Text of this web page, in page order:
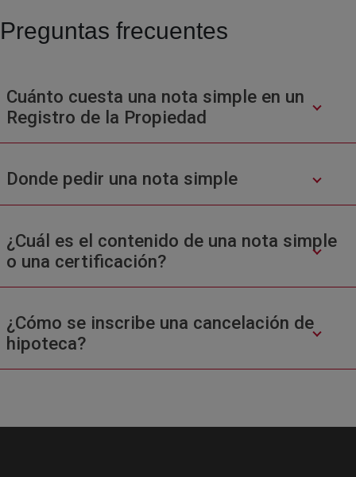
Preguntas frecuentes
Cuánto cuesta una nota simple en un
Registro de la Propiedad
Donde pedir una nota simple
¿Cuál es el contenido de una nota simple
o una certificación?
¿Cómo se inscribe una cancelación de
hipoteca?